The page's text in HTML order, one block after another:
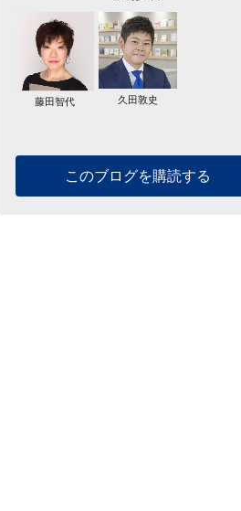
藤田智代 久田敦史
このブログを購読する